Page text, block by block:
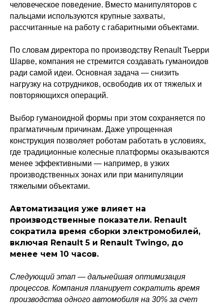
человеческое поведение. Вместо манипуляторов с
пальцами используются крупные захваты,
рассчитанные на работу с габаритными объектами.
По словам директора по производству Renault Тьерри
Шарве, компания не стремится создавать гуманоидов
ради самой идеи. Основная задача — снизить
нагрузку на сотрудников, освободив их от тяжелых и
повторяющихся операций.
Выбор гуманоидной формы при этом сохраняется по
прагматичным причинам. Даже упрощенная
конструкция позволяет роботам работать в условиях,
где традиционные колесные платформы оказываются
менее эффективными — например, в узких
производственных зонах или при манипуляции
тяжелыми объектами.
Автоматизация уже влияет на
производственные показатели. Renault
сократила время сборки электромобилей,
включая Renault 5 и Renault Twingo, до
менее чем 10 часов.
Следующий этап — дальнейшая оптимизация
процессов. Компания планирует сократить время
производства одного автомобиля на 30% за счет
© 2015-2026 НАУРР. Все права защищены. При использовании материалов
ссылка на ROBOTUNION.RU — обязательна
© 2015-2026 НАУРР. Все права защищены.
При использовании материалов ссылка на ROBOTUNION.RU — обязательна